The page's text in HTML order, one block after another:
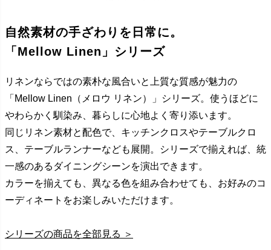
自然素材の手ざわりを日常に。
「Mellow Linen」シリーズ
リネンならではの素朴な風合いと上質な質感が魅力の
「Mellow Linen（メロウ リネン）」シリーズ。使うほどに
やわらかく馴染み、暮らしに心地よく寄り添います。
同じリネン素材と配色で、キッチンクロスやテーブルクロ
ス、テーブルランナーなども展開。シリーズで揃えれば、統
一感のあるダイニングシーンを演出できます。
カラーを揃えても、異なる色を組み合わせても、お好みのコ
ーディネートをお楽しみいただけます。
シリーズの商品を全部見る ＞